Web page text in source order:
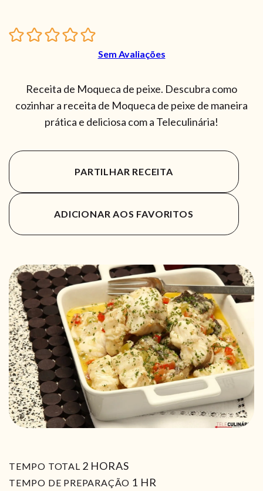
Sem Avaliações
Receita de Moqueca de peixe. Descubra como
cozinhar a receita de Moqueca de peixe de maneira
prática e deliciosa com a Teleculinária!
PARTILHAR RECEITA
ADICIONAR AOS FAVORITOS
TEMPO TOTAL 2HORAS
HORAS
TEMPO DE PREPARAÇÃO 1 HORA
HR